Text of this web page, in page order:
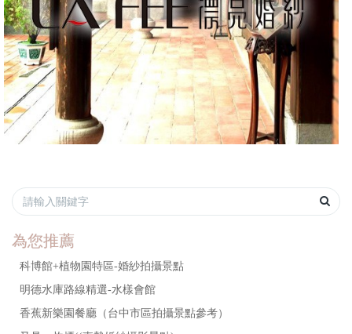
為您推薦
科博館+植物園特區-婚紗拍攝景點
明德水庫路線精選-水樣會館
香蕉新樂園餐廳（台中市區拍攝景點參考）